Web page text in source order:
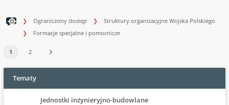
Ograniczony dostęp
Struktury organizacyjne Wojska Polskiego
Formacje specjalne i pomocnicze
1 2
Tematy
Jednostki inżynieryjno-budowlane